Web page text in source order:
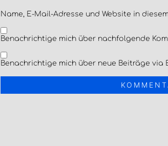
Name, E-Mail-Adresse und Website in
Benachrichtige mich über nachfolgende
Benachrichtige mich über neue Beiträge via